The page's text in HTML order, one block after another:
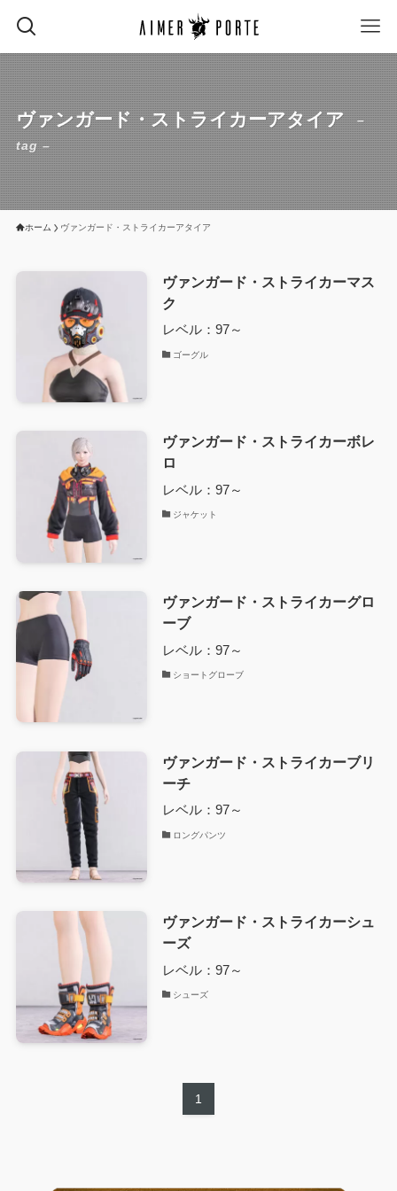
ヴァンガード・ストライカーアタイア
–
tag –
ホーム ヴァンガード・ストライカーアタイア
ヴァンガード・ストライカーマス
ク
レベル：97～
ゴーグル
ヴァンガード・ストライカーボレ
ロ
レベル：97～
ジャケット
ヴァンガード・ストライカーグロ
ーブ
レベル：97～
ショートグローブ
ヴァンガード・ストライカーブリ
ーチ
レベル：97～
ロングパンツ
ヴァンガード・ストライカーシュ
ーズ
レベル：97～
シューズ
1